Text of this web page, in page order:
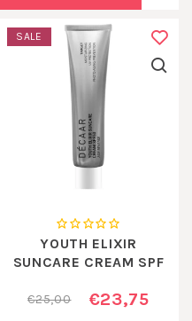
SALE
YOUTH ELIXIR
SUNCARE CREAM SPF
€25,00 €23,75